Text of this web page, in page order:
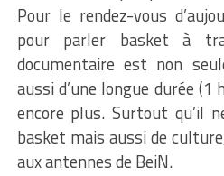
Pour le rendez-vous
pour parler basket à
documentaire est non
aussi d’une longue durée (1
encore plus. Surtout qu’il
basket mais aussi de
aux antennes de BeiN.